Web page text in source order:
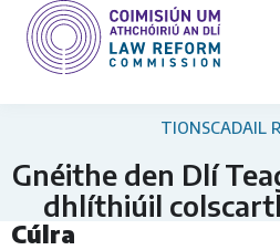
TIONSCADAIL
Gnéithe den Dlí
dhlíthiúil
Cúlra